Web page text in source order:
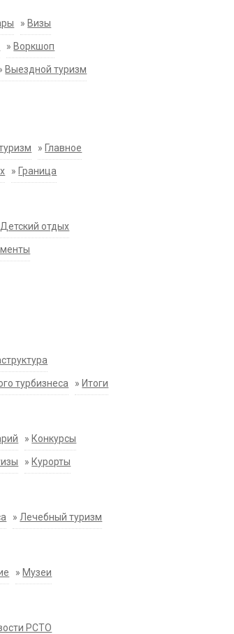
» Визы
» Воркшоп
Выездной туризм
» Главное
» Граница
Детский отдых
турбизнеса » Итоги
» Конкурсы
» Курорты
» Лечебный туризм
» Музеи
РСТО